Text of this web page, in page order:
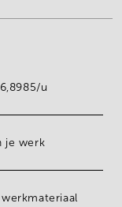
u
je werk